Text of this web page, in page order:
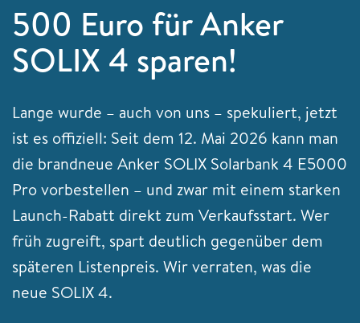
500 Euro für Anker
SOLIX 4 sparen!
Lange wurde – auch von uns – spekuliert, jetzt
ist es offiziell: Seit dem 12. Mai 2026 kann man
die brandneue Anker SOLIX Solarbank 4 E5000
Pro vorbestellen – und zwar mit einem starken
Launch-Rabatt direkt zum Verkaufsstart. Wer
früh zugreift, spart deutlich gegenüber dem
späteren Listenpreis. Wir verraten, was die
neue SOLIX 4.